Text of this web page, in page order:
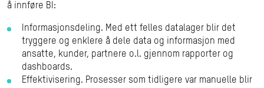
å innføre BI:
Informasjonsdeling. Med ett felles datalager blir det
tryggere og enklere å dele data og informasjon med
ansatte, kunder, partnere o.l. gjennom rapporter og
dashboards.
Effektivisering. Prosesser som tidligere var manuelle blir